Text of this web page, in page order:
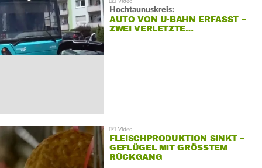
Hochtaunuskreis:
AUTO VON U-BAHN ERFASST –
ZWEI VERLETZTE…
FLEISCHPRODUKTION SINKT –
GEFLÜGEL MIT GRÖSSTEM R
ÜCKGANG